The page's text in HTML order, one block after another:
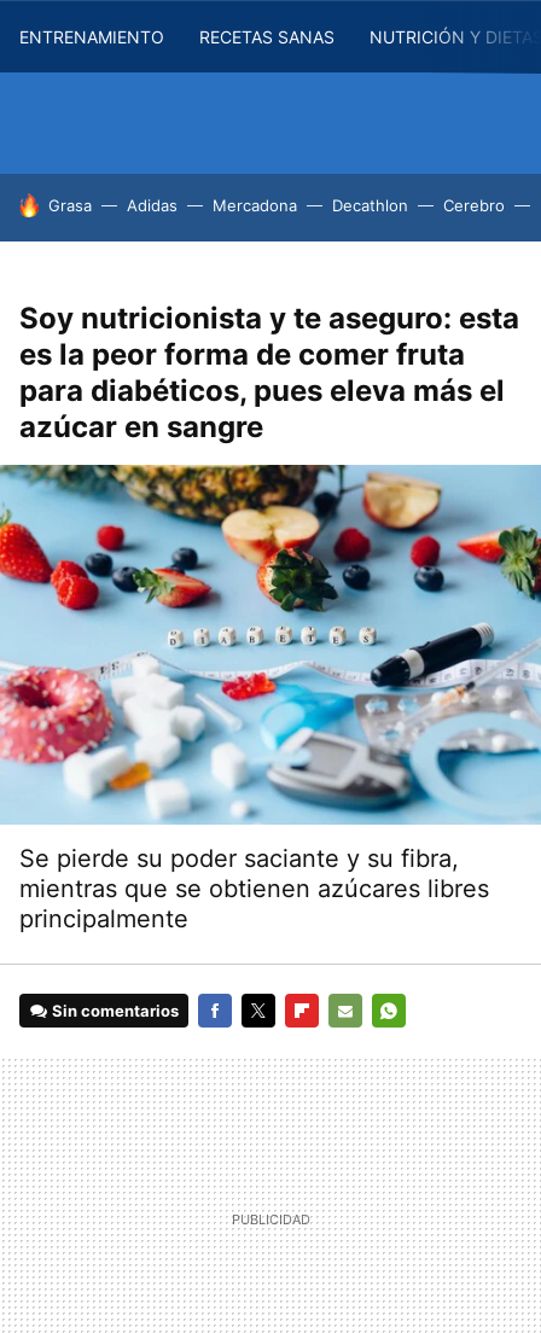
ENTRENAMIENTO RECETAS SANAS NUTRICIÓN Y
HOY SE HABLA DE
Grasa Adidas Mercadona Decathlon Cerebro
Soy nutricionista y te aseguro: esta
es la peor forma de comer fruta
para diabéticos, pues eleva más el
azúcar en sangre
Se pierde su poder saciante y su fibra,
mientras que se obtienen azúcares libres
principalmente
Sin comentarios
MAIL